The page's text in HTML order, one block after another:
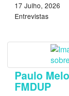
17 Julho, 2026
Entrevistas
Paulo
FMDUP